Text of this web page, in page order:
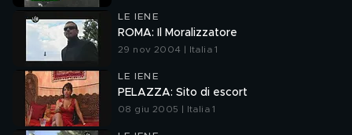
LE IENE
ROMA: Il Moralizzatore
29 nov 2004 | Italia 1
LE IENE
PELAZZA: Sito di escort
08 giu 2005 | Italia 1